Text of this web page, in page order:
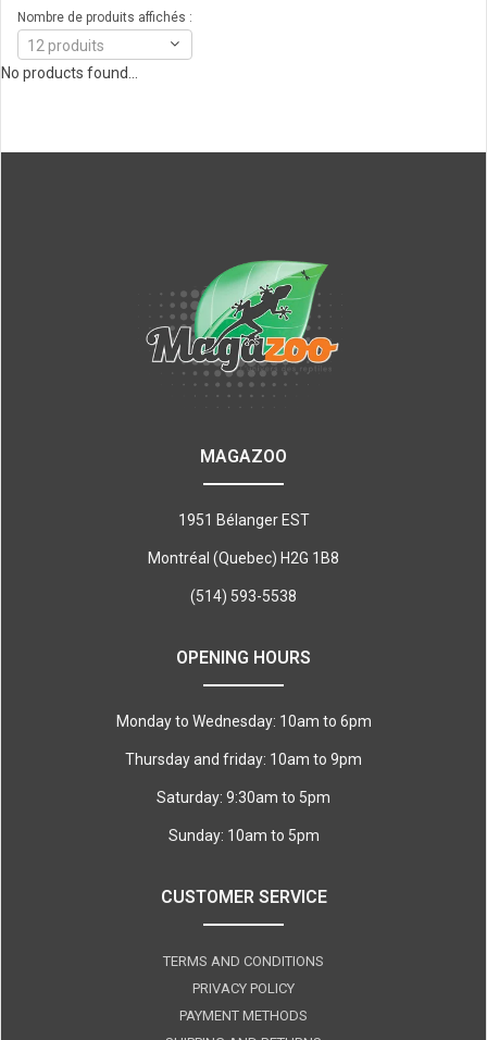
Nombre de produits affichés :
12 produits
No products found...
MAGAZOO
1951 Bélanger EST
Montréal (Quebec) H2G 1B8
(514) 593-5538
OPENING HOURS
Monday to Wednesday: 10am to 6pm
Thursday and friday: 10am to 9pm
Saturday: 9:30am to 5pm
Sunday: 10am to 5pm
CUSTOMER SERVICE
TERMS AND CONDITIONS
PRIVACY POLICY
PAYMENT METHODS